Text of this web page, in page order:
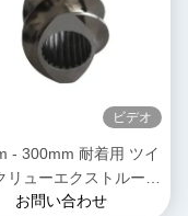
ビデオ
- 300mm 耐着用 ツイ
リューエクストルーダ
2 フライトスクリュー
お問い合わせ